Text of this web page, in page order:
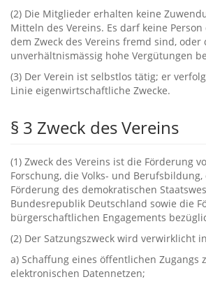
‭(‬2‭) ‬Die Mitglieder erhalten keine
Mitteln des Vereins.‭ ‬Es darf keine
dem Zweck des Vereins fremd sind,‭ ‬oder
unverhältnismässig hohe Vergütungen
‭(‬3‭) ‬Der Verein ist selbstlos tätig‭; ‬er
Linie eigenwirtschaftliche Zwecke.
§ ‬3‭ ‬Zweck des Vereins
‭(‬1‭) ‬Zweck des Vereins ist die Förderung
Forschung,‭ ‬die Volks-‭ ‬und
Förderung des demokratischen
Bundesrepublik Deutschland sowie die
bürgerschaftlichen Engagements
‭(‬2‭) ‬Der Satzungszweck wird verwirklicht
a‭) ‬Schaffung eines öffentlichen Zugangs
elektronischen Datennetzen‭;